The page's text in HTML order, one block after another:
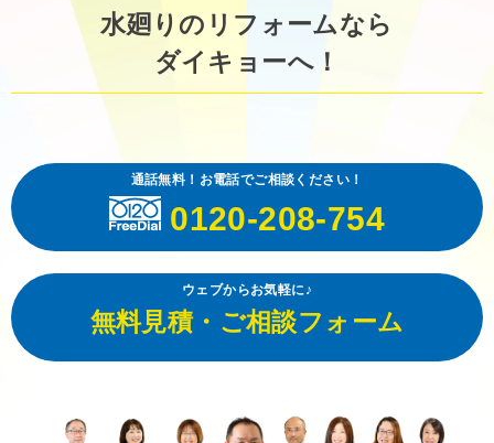
水廻りのリフォームなら
ダイキョーへ！
通話無料！お電話でご相談ください！
0120-208-754
ウェブからお気軽に♪
無料見積・ご相談フォーム